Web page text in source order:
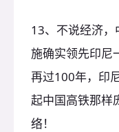
13、不说经济，
施确实领先印尼
再过100年，印
起中国高铁那样
络！